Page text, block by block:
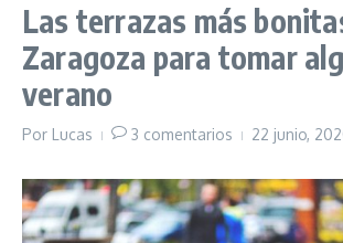
Las terrazas más
Zaragoza para tomar
verano
Por Lucas 3 comentarios 22 junio,